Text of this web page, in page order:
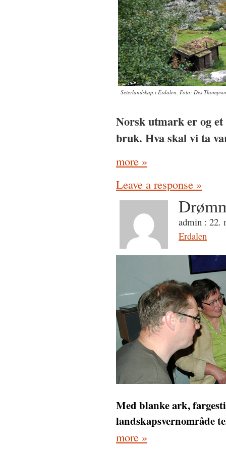
Seterlandskap i Erdalen. Foto: Des
Norsk utmark er og
bruk. Hva skal vi ta
more »
Leave a response »
admin : 22.
Erdalen
Med blanke ark,
landskapsvernområde
more »